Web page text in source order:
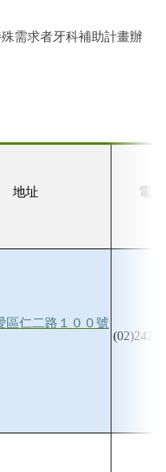
需求者牙科補助計畫辦
地址 電話
區仁二路１００號
(02)2423-